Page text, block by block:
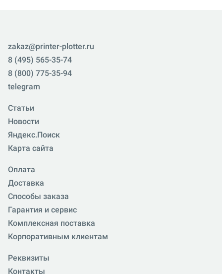
zakaz@printer-plotter.ru
8 (495) 565-35-74
8 (800) 775-35-94
telegram
Статьи
Новости
Яндекс.Поиск
Карта сайта
Оплата
Доставка
Способы заказа
Гарантия и сервис
Комплексная поставка
Корпоративным клиентам
Реквизиты
Контакты